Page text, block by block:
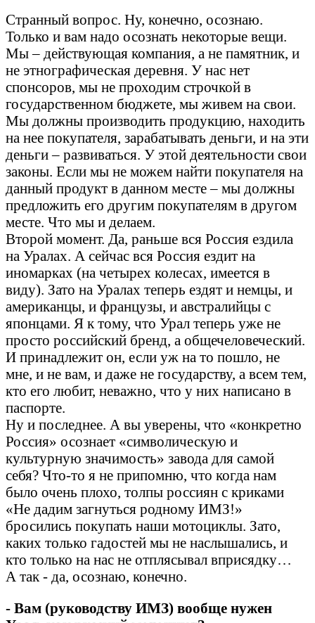
Странный вопрос. Ну, конечно, осознаю.
Только и вам надо осознать некоторые вещи.
Мы – действующая компания, а не памятник, и
не этнографическая деревня. У нас нет
спонсоров, мы не проходим строчкой в
государственном бюджете, мы живем на свои.
Мы должны производить продукцию, находить
на нее покупателя, зарабатывать деньги, и на эти
деньги – развиваться. У этой деятельности свои
законы. Если мы не можем найти покупателя на
данный продукт в данном месте – мы должны
предложить его другим покупателям в другом
месте. Что мы и делаем.
Второй момент. Да, раньше вся Россия ездила
на Уралах. А сейчас вся Россия ездит на
иномарках (на четырех колесах, имеется в
виду). Зато на Уралах теперь ездят и немцы, и
американцы, и французы, и австралийцы с
японцами. Я к тому, что Урал теперь уже не
просто российский бренд, а общечеловеческий.
И принадлежит он, если уж на то пошло, не
мне, и не вам, и даже не государству, а всем тем,
кто его любит, неважно, что у них написано в
паспорте.
Ну и последнее. А вы уверены, что «конкретно
Россия» осознает «символическую и
культурную значимость» завода для самой
себя? Что-то я не припомню, что когда нам
было очень плохо, толпы россиян с криками
«Не дадим загнуться родному ИМЗ!»
бросились покупать наши мотоциклы. Зато,
каких только гадостей мы не наслышались, и
кто только на нас не отплясывал вприсядку…
А так - да, осознаю, конечно.
- Вам (руководству ИМЗ) вообще нужен